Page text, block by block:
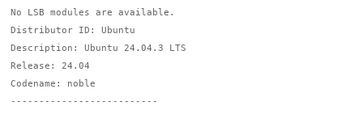
No LSB modules are available.
Distributor ID: Ubuntu
Description: Ubuntu 24.04.3 LTS
Release: 24.04
Codename: noble
--------------------------